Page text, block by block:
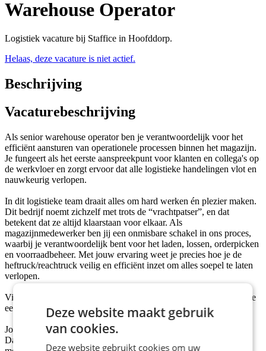
Warehouse Operator
Logistiek vacature bij Staffice in Hoofddorp.
Helaas, deze vacature is niet actief.
Beschrijving
Vacaturebeschrijving
Als senior warehouse operator ben je verantwoordelijk voor het
efficiënt aansturen van operationele processen binnen het magazijn.
Je fungeert als het eerste aanspreekpunt voor klanten en collega's op
de werkvloer en zorgt ervoor dat alle logistieke handelingen vlot en
nauwkeurig verlopen.
In dit logistieke team draait alles om hard werken én plezier maken.
Dit bedrijf noemt zichzelf met trots de “vrachtpatser”, en dat
betekent dat ze altijd klaarstaan voor elkaar. Als
magazijnmedewerker ben jij een onmisbare schakel in ons proces,
waarbij je verantwoordelijk bent voor het laden, lossen, orderpicken
en voorraadbeheer. Met jouw ervaring weet je precies hoe je de
heftruck/reachtruck veilig en efficiënt inzet om alles soepel te laten
verlopen.
Vind jij mentale en fysieke gezondheid belangrijk? Dan hebben we
een match!
Jouw gezondheid en werkplezier staan bij dit bedrijf voorop!
Daarom biedt dit bedrijf maandelijks massages, vers fruit en
Deze website maakt gebruik
van cookies.
Deze website gebruikt cookies om uw